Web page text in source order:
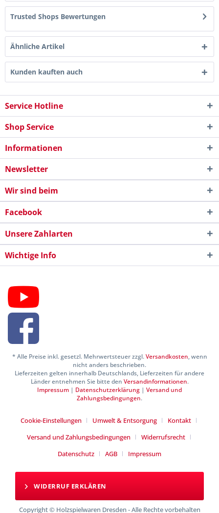
Trusted Shops Bewertungen
Ähnliche Artikel
Kunden kauften auch
Service Hotline
Shop Service
Informationen
Newsletter
Wir sind beim
Facebook
Unsere Zahlarten
Wichtige Info
* Alle Preise inkl. gesetzl. Mehrwertsteuer zzgl.Versandkosten, wenn
nicht anders beschrieben.
Lieferzeiten gelten innerhalb Deutschlands, Lieferzeiten für andere
Länder entnehmen Sie bitte den Versandinformationen.
Impressum | Datenschutzerklärung | Versand und
Zahlungsbedingungen.
Cookie-Einstellungen Umwelt & Entsorgung
Kontakt
Versand und Zahlungsbedingungen
Widerrufsrecht
Datenschutz
AGB Impressum
WIDERRUF ERKLÄREN
Copyright © Holzspielwaren Dresden - Alle Rechte vorbehalten